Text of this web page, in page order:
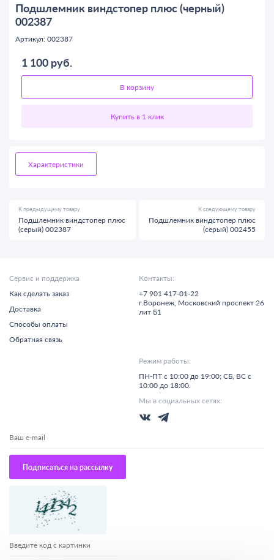
Подшлемник виндстопер плюс (черный)
002387
Артикул: 002387
1 100 руб.
В корзину
Характеристики
К предыдущему товару
Подшлемник виндстопер плюс
(серый) 002387
К следующему товару
Подшлемник виндстопер плюс
(серый) 002455
Сервис и поддержка
Как сделать заказ
Доставка
Способы оплаты
Обратная связь
Контакты:
+7 901 417-01-22
г.Воронеж, Московский проспект 26
лит Б1
Режим работы:
ПН-ПТ с 10:00 до 19:00; СБ, ВС с
10:00 до 18:00.
Мы в социальных сетях:
Подписаться на рассылку